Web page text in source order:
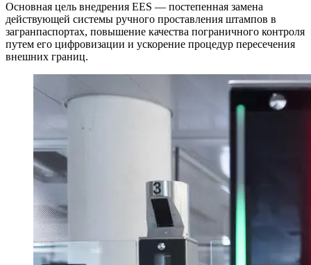
Основная цель внедрения EES — постепенная замена
действующей системы ручного проставления штампов в
загранпаспортах, повышение качества пограничного контроля
путем его цифровизации и ускорение процедур пересечения
внешних границ.